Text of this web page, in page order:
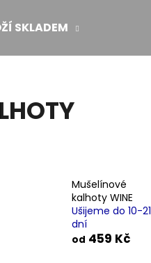
SKLADEM
Mušelínové
kalhoty WINE
Ušijeme do 10-21
dní
od 459 Kč